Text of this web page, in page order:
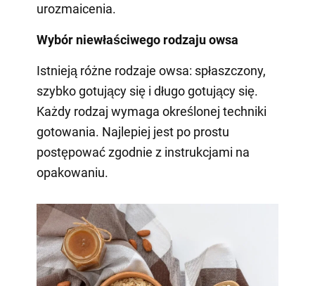
urozmaicenia.
Wybór niewłaściwego rodzaju owsa
Istnieją różne rodzaje owsa: spłaszczony,
szybko gotujący się i długo gotujący się.
Każdy rodzaj wymaga określonej techniki
gotowania. Najlepiej jest po prostu
postępować zgodnie z instrukcjami na
opakowaniu.